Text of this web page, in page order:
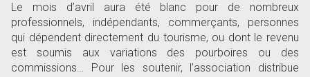
Le mois d’avril aura été blanc pour de nombreux
professionnels, indépendants, commerçants, personnes
qui dépendent directement du tourisme, ou dont le revenu
est soumis aux variations des pourboires ou des
commissions… Pour les soutenir, l’association distribue